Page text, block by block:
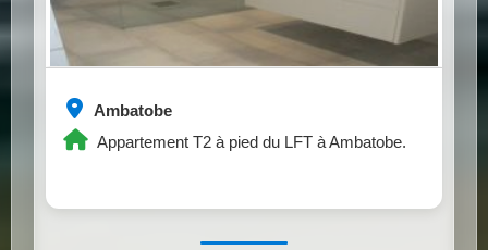
Ambatobe
Appartement T2 à pied du LFT à Ambatobe.